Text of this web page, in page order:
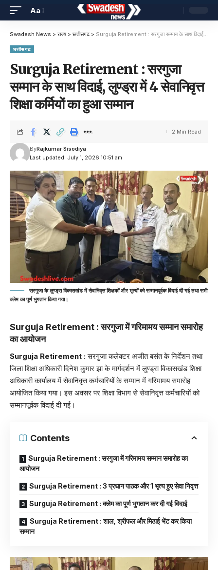
Aa
Swadesh News > राज्य> छत्तीसगढ > Surguja Retirement : सरगुजा सम्मान के साथ विदाई, लुण्ड्रा में 4 सेवानिवृत्त शिक्षा कर्मियों का हुआ सम्मान
छत्तीसगढ
Surguja Retirement : सरगुजा
सम्मान के साथ विदाई, लुण्ड्रा में 4 सेवानिवृत्त
शिक्षा कर्मियों का हुआ सम्मान
Last updated: July 1, 2026 10:51 am
ByRajkumar Sisodiya
2 Min Read
सरगुजा के लुण्ड्रा विकासखंड में सेवानिवृत्त शिक्षकों और भृत्यों को सम्मानपूर्वक विदाई दी गई तथा सभी
क्लेम का पूर्ण भुगतान किया गया।
Surguja Retirement : सरगुजा में गरिमामय सम्मान समारोह
का आयोजन
Surguja Retirement :सरगुजा कलेक्टर अजीत बसंत के निर्देशन तथा
जिला शिक्षा अधिकारी दिनेश कुमार झा के मार्गदर्शन में लुण्ड्रा विकासखंड शिक्षा
अधिकारी कार्यालय में सेवानिवृत्त कर्मचारियों के सम्मान में गरिमामय समारोह
आयोजित किया गया। इस अवसर पर शिक्षा विभाग से सेवानिवृत्त कर्मचारियों को
सम्मानपूर्वक विदाई दी गई।
Contents
Surguja Retirement : सरगुजा में गरिमामय सम्मान समारोह का
आयोजन
Surguja Retirement : 3 प्रधान पाठक और 1 भृत्य हुए सेवा निवृत्त
Surguja Retirement : क्लेम का पूर्ण भुगतान कर दी गई विदाई
Surguja Retirement : शाल, श्रीफल और मिठाई भेंट कर किया
सम्मान